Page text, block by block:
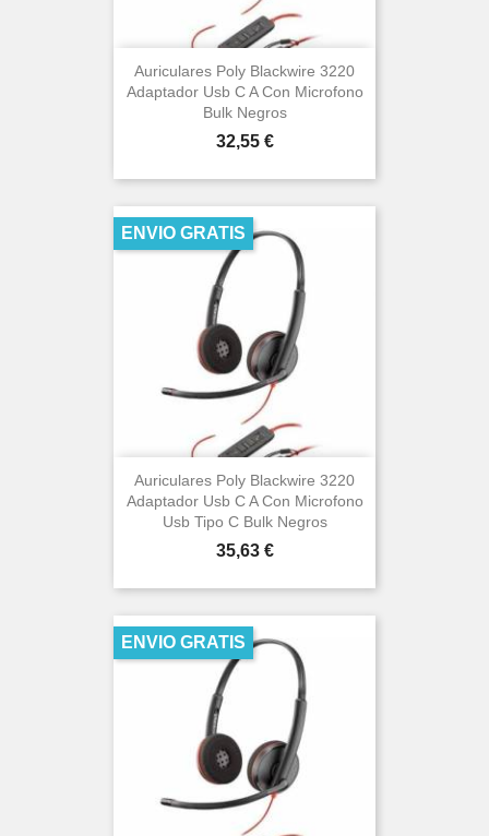
Auriculares Poly Blackwire 3220
Adaptador Usb C A Con Microfono
Bulk Negros
Precio
32,55 €
Auriculares Poly Blackwire 3220
Adaptador Usb C A Con Microfono
Usb Tipo C Bulk Negros
Precio
35,63 €
ENVIO GRATIS
ENVIO GRATIS